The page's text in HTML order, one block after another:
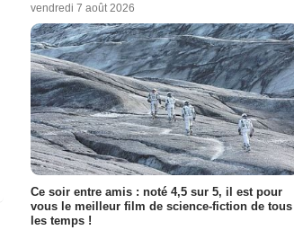
vendredi 7 août 2026
Ce soir entre amis : noté 4,5 sur 5, il est pour
vous le meilleur film de science-fiction de tous
les temps !